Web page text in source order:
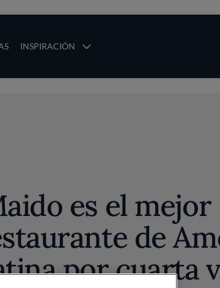
INSPIRACIÓN
es el mejor
de
por cuarta